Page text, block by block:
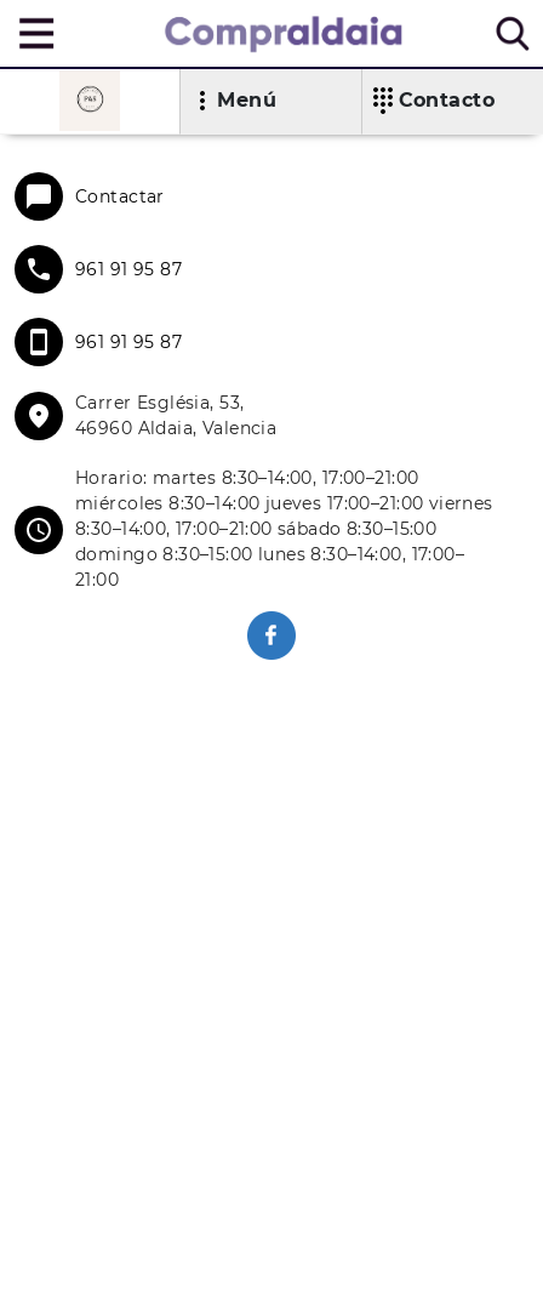
Menú Contacto
Contactar
961 91 95 87
961 91 95 87
Carrer Església, 53,
46960 Aldaia, Valencia
Horario: martes 8:30–14:00, 17:00–21:00
miércoles 8:30–14:00 jueves 17:00–21:00 viernes
8:30–14:00, 17:00–21:00 sábado 8:30–15:00
domingo 8:30–15:00 lunes 8:30–14:00, 17:00–
21:00